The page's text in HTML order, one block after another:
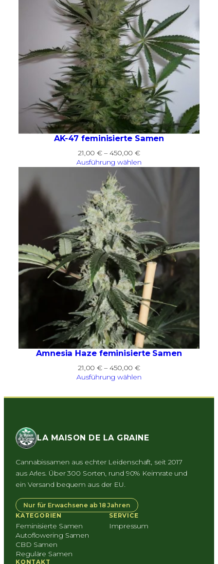
AK-47 feminisierte Samen
21,00€ – 450,00€Preisspanne:
21,00 €
Ausführung wählen
Amnesia Haze feminisierte Samen
21,00€ – 450,00€Preisspanne:
21,00 €
450,00 €
Ausführung wählen
LA MAISON DE LA GRAINE
Cannabissamen aus echter Leidenschaft, seit 2017
aus Arles. Über 300 Sorten, rund 90% Keimrate und
ein Versand bequem aus der EU.
Nur für Erwachsene ab 18 Jahren
KATEGORIEN
Feminisierte Samen
Autoflowering Samen
CBD Samen
Reguläre Samen
SERVICE
Impressum
KONTAKT